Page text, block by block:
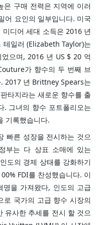
은 구매 전력은 지역에 이러
어 요인의 일부입니다. 미국
디어 세대 소득은 2016 년
테일러 (Elizabeth Taylor)는
으며, 2016 년 US $ 20 억
가 향수의 두 번째 브
2017 년 Brittney Spears는
타지라는 새로운 향수를 출
. 그녀의 향수 포트폴리오는
기록했습니다.
빠른 성장을 전시하는 것으
부는 다 상표 소매에 있는
도의 경제 상태를 강화하기
FDI를 찬성했습니다. 이
을 가져왔다, 인도의 고급
로 국가의 고급 향수 시장의
유사한 추세를 전시 할 것으